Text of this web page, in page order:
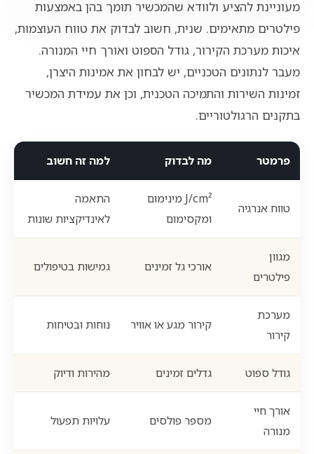
מעוניינת להציע ולוודא שהמכשיר תומך בהן באמצעות
פילטרים מתאימים. שנית, חשוב לבדוק את טווח העוצמות,
איכות מערכת הקירור, גודל הספוט ואורך חיי המנורה.
מעבר לנתונים הטכניים, יש לבחון את אמינות היצרן,
זמינות השירות והתמיכה הטכנית, וכן את עמידת המכשיר
בתקנים הרגולטוריים.
פרמטר מה לבדוק למה זה חשוב
טווח אנרגיה
J/cm² מינימום
ומקסימום
התאמה
לאינדיקציות שונות
מגוון
פילטרים
אורכי גל זמינים גמישות בטיפולים
מערכת
קירור
קירור מגע או אוויר נוחות ובטיחות
גודל ספוט גדלים זמינים מהירות ודיוק
אורך חיי
מנורה
מספר פולסים עלויות תפעול